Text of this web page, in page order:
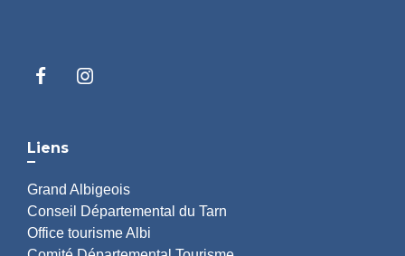
Liens
Grand Albigeois
Conseil Départemental du Tarn
Office tourisme Albi